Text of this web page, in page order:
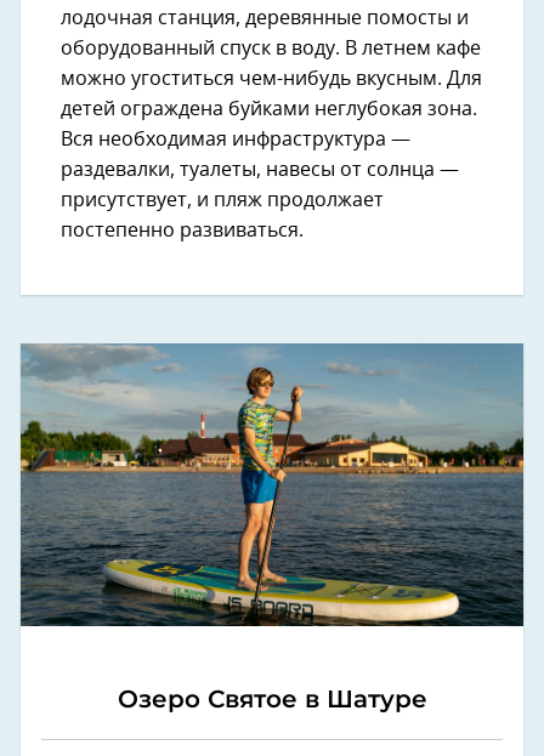
лодочная станция, деревянные помосты и
оборудованный спуск в воду. В летнем кафе
можно угоститься чем-нибудь вкусным. Для
детей ограждена буйками неглубокая зона.
Вся необходимая инфраструктура —
раздевалки, туалеты, навесы от солнца —
присутствует, и пляж продолжает
постепенно развиваться.
Озеро Святое в Шатуре